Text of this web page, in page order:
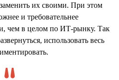
их своими. При этом
и требовательнее
чем в целом по ИТ-рынку. Так
использовать весь